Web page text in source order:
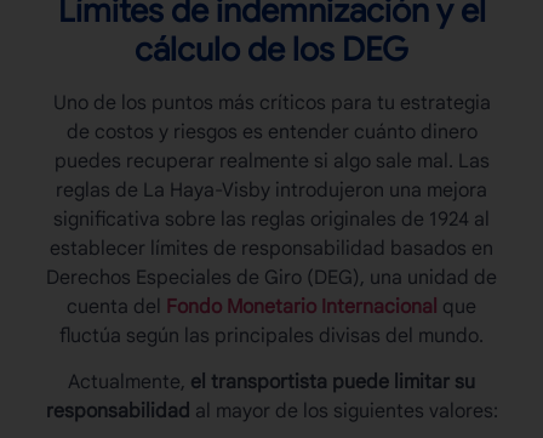
Límites de indemnización y el
cálculo de los DEG
Uno de los puntos más críticos para tu estrategia
de costos y riesgos es entender cuánto dinero
puedes recuperar realmente si algo sale mal. Las
reglas de La Haya-Visby introdujeron una mejora
significativa sobre las reglas originales de 1924 al
establecer límites de responsabilidad basados en
Derechos Especiales de Giro (DEG), una unidad de
cuenta del Fondo Monetario Internacional que
fluctúa según las principales divisas del mundo.
Actualmente, el transportista puede limitar su
responsabilidad al mayor de los siguientes valores: